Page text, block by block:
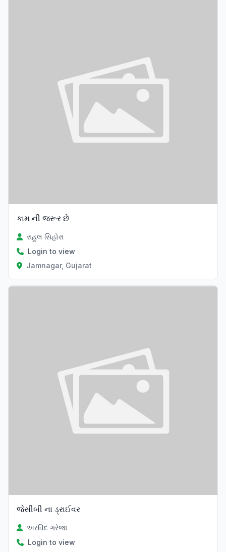
કામ ની જરૂર છે
રાહુલ સિહોરા
Login to view
Jamnagar, Gujarat
જેસીબી ના ડ્રાઈવર
અરવિંદ ગરેજા
Login to view